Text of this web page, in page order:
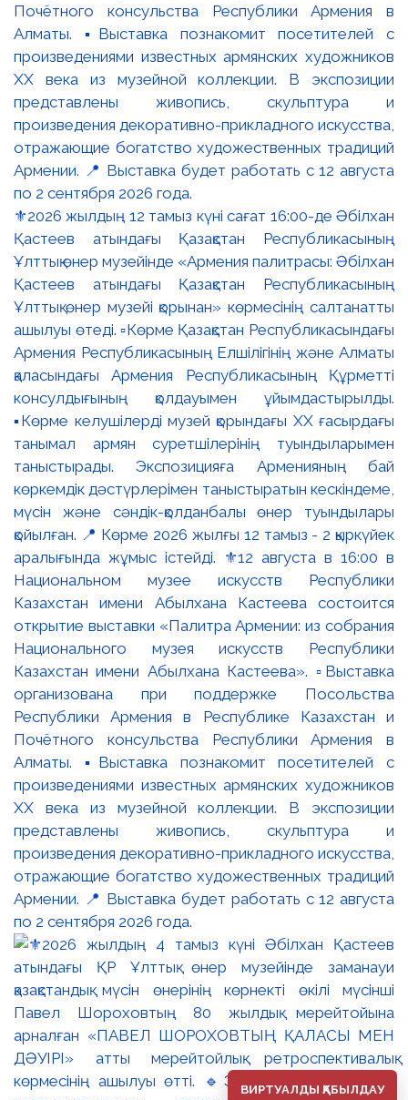
⚜️2026 жылдың 12 тамыз күні сағат 16:00-де Әбілхан
Қастеев атындағы Қазақстан Республикасының
Ұлттық өнер музейінде «Армения палитрасы: Әбілхан
Қастеев атындағы Қазақстан Республикасының
Ұлттық өнер музейі қорынан» көрмесінің салтанатты
ашылуы өтеді. ▫️Көрме Қазақстан Республикасындағы
Армения Республикасының Елшілігінің және Алматы
қаласындағы Армения Республикасының Құрметті
консулдығының қолдауымен ұйымдастырылды.
▪️Көрме келушілерді музей қорындағы ХХ ғасырдағы
танымал армян суретшілерінің туындыларымен
таныстырады. Экспозицияға Арменияның бай
көркемдік дәстүрлерімен таныстыратын кескіндеме,
мүсін және сәндік-қолданбалы өнер туындылары
қойылған. 📍 Көрме 2026 жылғы 12 тамыз - 2 қыркүйек
аралығында жұмыс істейді. ⚜️12 августа в 16:00 в
Национальном музее искусств Республики
Казахстан имени Абылхана Кастеева состоится
открытие выставки «Палитра Армении: из собрания
Национального музея искусств Республики
Казахстан имени Абылхана Кастеева». ▫️Выставка
организована при поддержке Посольства
Республики Армения в Республике Казахстан и
Почётного консульства Республики Армения в
Алматы. ▪️Выставка познакомит посетителей с
произведениями известных армянских художников
XX века из музейной коллекции. В экспозиции
представлены живопись, скульптура и
произведения декоративно-прикладного искусства,
отражающие богатство художественных традиций
Армении. 📍 Выставка будет работать с 12 августа
по 2 сентября 2026 года.
ВИРТУАЛДЫ ҚАБЫЛДАУ